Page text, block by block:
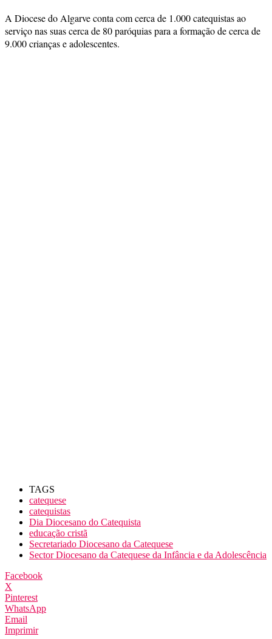
A Diocese do Algarve conta com cerca de 1.000 catequistas ao
serviço nas suas cerca de 80 paróquias para a formação de cerca de
9.000 crianças e adolescentes.
TAGS
catequese
catequistas
Dia Diocesano do Catequista
educação cristã
Secretariado Diocesano da Catequese
Sector Diocesano da Catequese da Infância e da Adolescência
Facebook
X
Pinterest
WhatsApp
Email
Imprimir